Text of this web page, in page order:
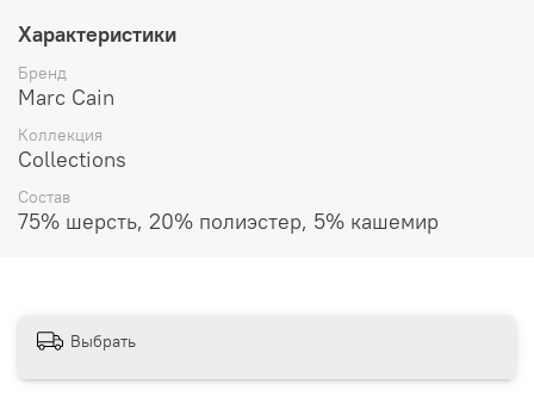
Характеристики
Бренд
Marc Cain
Коллекция
Collections
Состав
75% шерсть, 20% полиэстер, 5% кашемир
Выбрать